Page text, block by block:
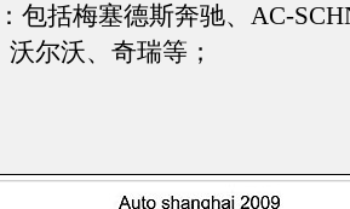
括梅塞德斯奔驰、AC-
尔沃、奇瑞等；